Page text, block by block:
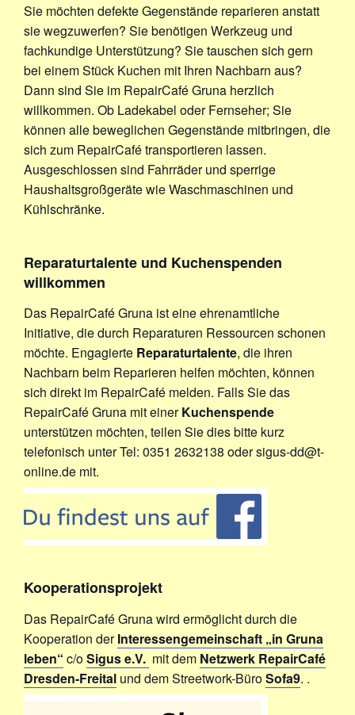
Sie möchten defekte Gegenstände reparieren anstatt
sie wegzuwerfen? Sie benötigen Werkzeug und
fachkundige Unterstützung? Sie tauschen sich gern
bei einem Stück Kuchen mit Ihren Nachbarn aus?
Dann sind Sie im RepairCafé Gruna herzlich
willkommen. Ob Ladekabel oder Fernseher; Sie
können alle beweglichen Gegenstände mitbringen, die
sich zum RepairCafé transportieren lassen.
Ausgeschlossen sind Fahrräder und sperrige
Haushaltsgroßgeräte wie Waschmaschinen und
Kühlschränke.
Reparaturtalente und Kuchenspenden
willkommen
Das RepairCafé Gruna ist eine ehrenamtliche
Initiative, die durch Reparaturen Ressourcen schonen
möchte. Engagierte Reparaturtalente, die ihren
Nachbarn beim Reparieren helfen möchten, können
sich direkt im RepairCafé melden. Falls Sie das
RepairCafé Gruna mit einerKuchenspende
unterstützen möchten, teilen Sie dies bitte kurz
telefonisch unter Tel: 0351 2632138 oder sigus-dd@t-
online.de mit.
Kooperationsprojekt
Das RepairCafé Gruna wird ermöglicht durch die
Kooperation derInteressengemeinschaft „in Gruna
leben“ c/oSigus e.V. mit dem Netzwerk RepairCafé
Dresden-Freital und dem Streetwork-BüroSofa9. .